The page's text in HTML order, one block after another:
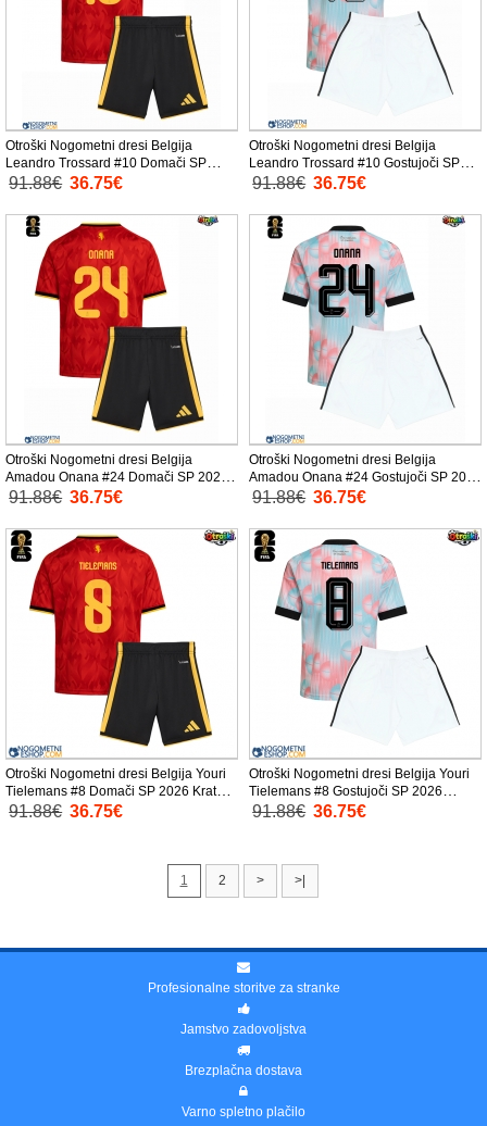
Otroški Nogometni dresi Belgija
Leandro Trossard #10 Domači SP
2026 Kratek Rokav (+ Kratke hlače)
91.88€ 36.75€
Otroški Nogometni dresi Belgija
Leandro Trossard #10 Gostujoči SP
2026 Kratek Rokav (+ Kratke hlače)
91.88€ 36.75€
Otroški Nogometni dresi Belgija
Amadou Onana #24 Domači SP 2026
Kratek Rokav (+ Kratke hlače)
91.88€ 36.75€
Otroški Nogometni dresi Belgija
Amadou Onana #24 Gostujoči SP 2026
Kratek Rokav (+ Kratke hlače)
91.88€ 36.75€
Otroški Nogometni dresi Belgija Youri
Tielemans #8 Domači SP 2026 Kratek
Rokav (+ Kratke hlače)
91.88€ 36.75€
Otroški Nogometni dresi Belgija Youri
Tielemans #8 Gostujoči SP 2026
Kratek Rokav (+ Kratke hlače)
91.88€ 36.75€
1 2 > >|
Profesionalne storitve za stranke
Jamstvo zadovoljstva
Brezplačna dostava
Varno spletno plačilo